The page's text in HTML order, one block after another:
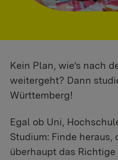
Kein Plan, wie’s nach
weitergeht? Dann
Württemberg!
Egal ob Uni,
Studium: Finde heraus,
überhaupt das